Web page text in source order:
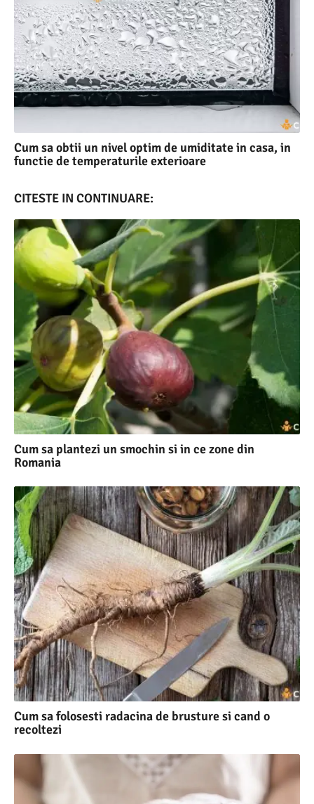
Cum sa obtii un nivel optim de umiditate in casa, in
functie de temperaturile exterioare
CITESTE IN CONTINUARE:
Cum sa plantezi un smochin si in ce zone din
Romania
Cum sa folosesti radacina de brusture si cand o
recoltezi